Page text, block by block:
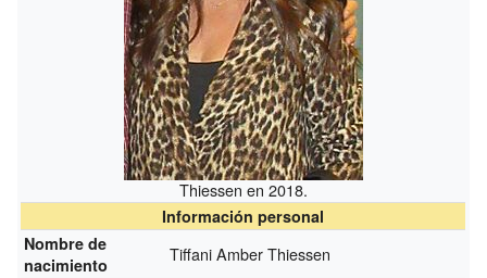
Thiessen en 2018.
Información personal
Nombre de
nacimiento
Tiffani Amber Thiessen